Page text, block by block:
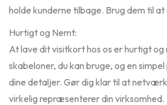
holde kunderne tilbage. Brug dem til
Hurtigt og Nemt:
At lave dit visitkort hos os er hurtigt og
skabeloner, du kan bruge, og en
dine detaljer. Gør dig klar til at
virkelig repræsenterer din virksomhed.